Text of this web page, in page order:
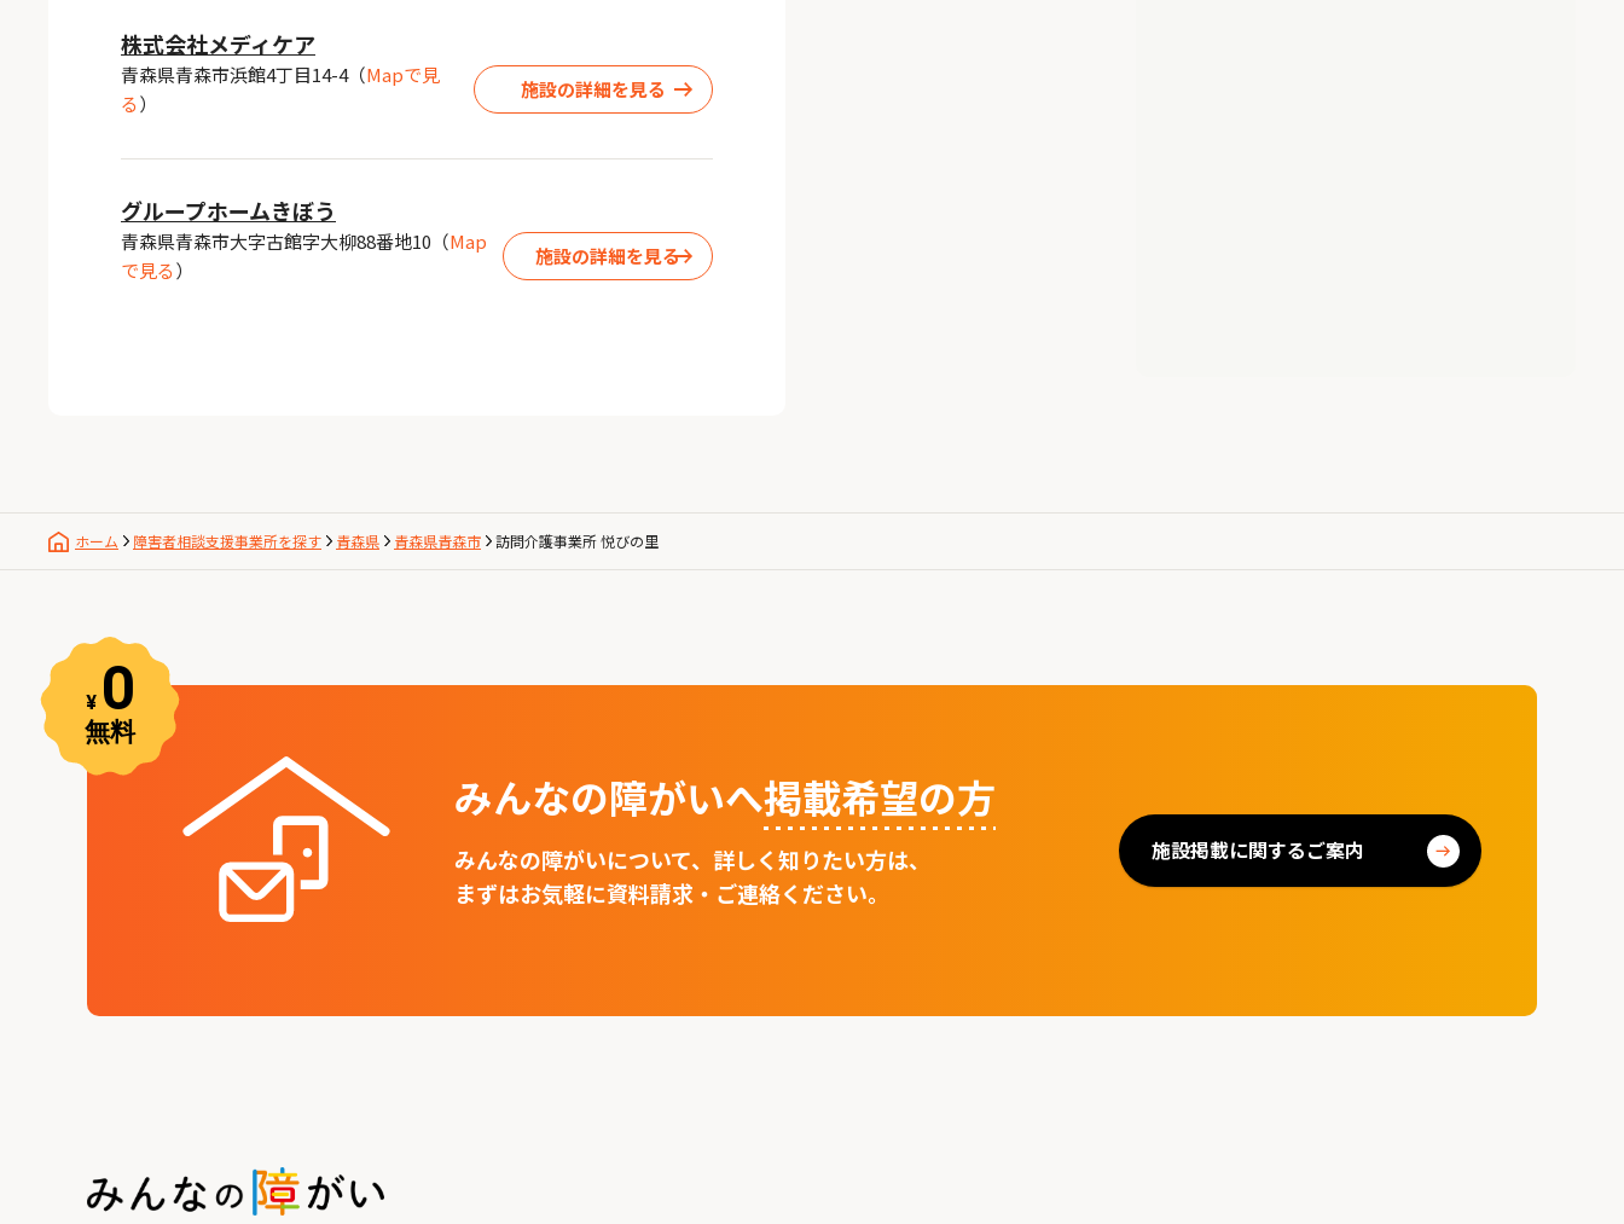
株式会社メディケア
青森県青森市浜館4丁目14-4（Mapで見
る）
施設の詳細を見る
グループホームきぼう
青森県青森市大字古館字大柳88番地10 （Map
で見る）
施設の詳細を見る
ホーム 障害者相談支援事業所を探す 青森県 青森県青森市 訪問介護事業所 悦びの里
みんなの障がいへ掲載希望の⽅
みんなの障がいについて、詳しく知りたい方は、
まずはお気軽に資料請求・ご連絡ください。
施設掲載に関するご案内